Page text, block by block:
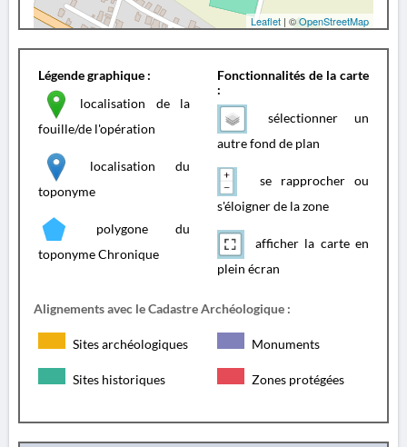
Leaflet | ©OpenStreetMap
Légende graphique :
localisation de la
fouille/de l'opération
localisation du
toponyme
polygone du
toponyme Chronique
Fonctionnalités de la carte
:
sélectionner un
autre fond de plan
se rapprocher ou
s'éloigner de la zone
afficher la carte en
plein écran
Alignements avec le Cadastre Archéologique :
Sites archéologiques Monuments
Sites historiques Zones protégées